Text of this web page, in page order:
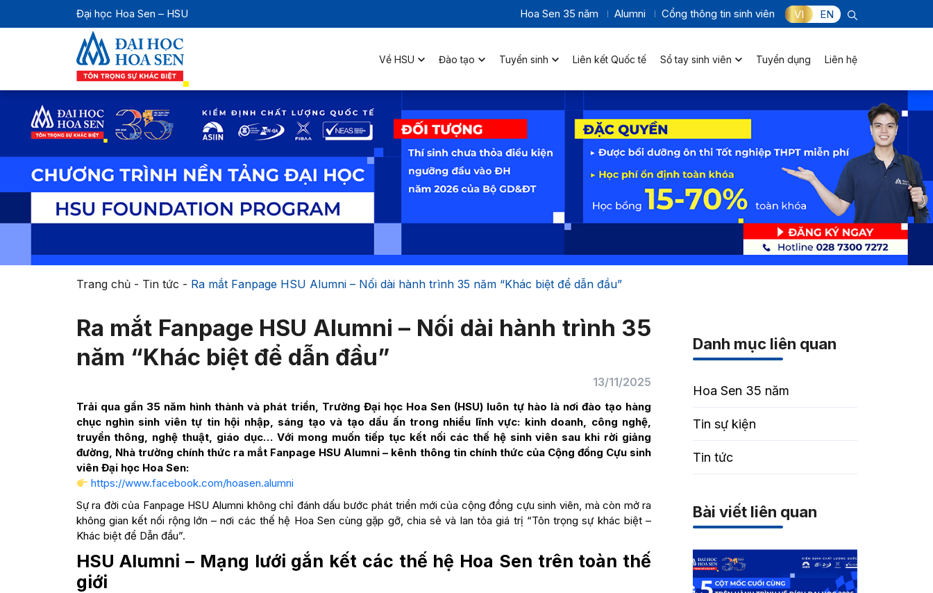
Đại học Hoa Sen – HSU Hoa Sen 35 năm Alumni Cổng thông tin sinh viên VI EN
Về HSU Đào tạo Tuyển sinh Liên kết Quốc tế Sổ tay sinh viên Tuyển dụng Liên hệ
Trang chủ- Tin tức - Ra mắt Fanpage HSU Alumni – Nối dài hành trình 35 năm “Khác biệt để dẫn đầu”
Ra mắt Fanpage HSU Alumni – Nối dài hành trình 35
năm “Khác biệt để dẫn đầu”
13/11/2025
Trải qua gần 35 năm hình thành và phát triển, Trường Đại học Hoa Sen (HSU) luôn tự hào là nơi đào tạo hàng
chục nghìn sinh viên tự tin hội nhập, sáng tạo và tạo dấu ấn trong nhiều lĩnh vực: kinh doanh, công nghệ,
truyền thông, nghệ thuật, giáo dục… Với mong muốn tiếp tục kết nối các thế hệ sinh viên sau khi rời giảng
đường, Nhà trường chính thức ra mắt Fanpage HSU Alumni – kênh thông tin chính thức của Cộng đồng Cựu sinh
viên Đại học Hoa Sen:
https://www.facebook.com/hoasen.alumni
Sự ra đời của Fanpage HSU Alumni không chỉ đánh dấu bước phát triển mới của cộng đồng cựu sinh viên, mà còn mở ra
không gian kết nối rộng lớn – nơi các thế hệ Hoa Sen cùng gặp gỡ, chia sẻ và lan tỏa giá trị “Tôn trọng sự khác biệt –
Khác biệt để Dẫn đầu”.
HSU Alumni – Mạng lưới gắn kết các thế hệ Hoa Sen trên toàn thế
giới
Danh mục liên quan
Hoa Sen 35 năm
Tin sự kiện
Tin tức
Bài viết liên quan